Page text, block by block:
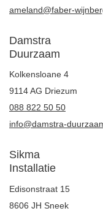
ameland@faber-
Damstra
Duurzaam
Kolkensloane 4
9114 AG Driezum
088 822 50 50
info@damstra-
Sikma
Installatie
Edisonstraat 15
8606 JH Sneek